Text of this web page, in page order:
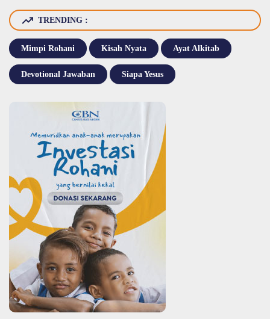
TRENDING :
Mimpi Rohani Kisah Nyata Ayat Alkitab
Devotional Jawaban Siapa Yesus